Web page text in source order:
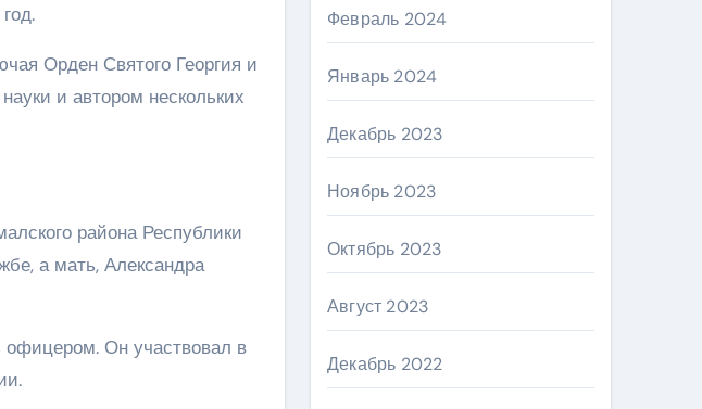
Орден Святого Георгия и
и автором нескольких
района Республики
а мать, Александра
офицером. Он участвовал в
Февраль 2024
Январь 2024
Декабрь 2023
Ноябрь 2023
Октябрь 2023
Август 2023
Декабрь 2022